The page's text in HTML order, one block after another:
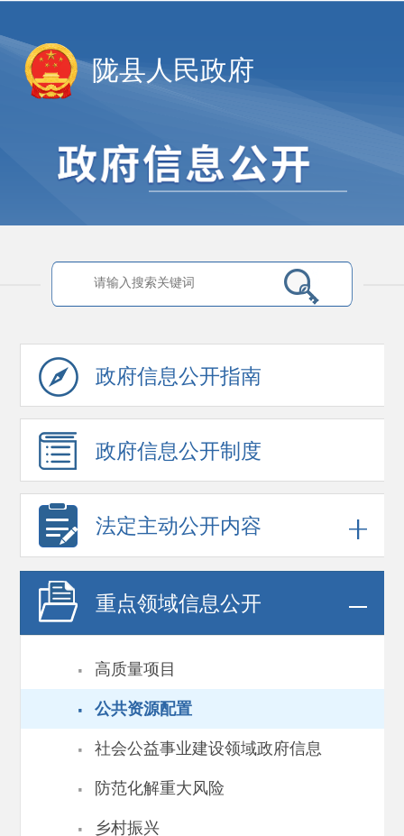
陇县人民政府
政府信息公开指南
政府信息公开制度
法定主动公开内容
重点领域信息公开
· 高质量项目
· 公共资源配置
· 社会公益事业建设领域政府信息
· 防范化解重大风险
· 乡村振兴